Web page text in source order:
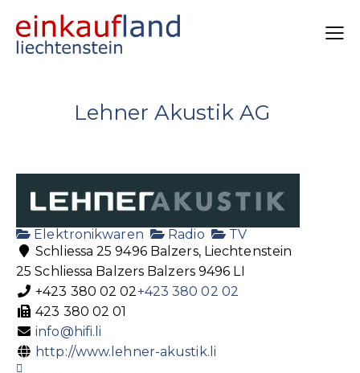
Lehner Akustik AG
Elektronikwaren Radio
TV
Schliessa 25 9496 Balzers, Liechtenstein
25 Schliessa Balzers Balzers 9496 LI
+423 380 02 02+423 380 02 02
423 380 02 01
info@hifi.li
http://www.lehner-akustik.li